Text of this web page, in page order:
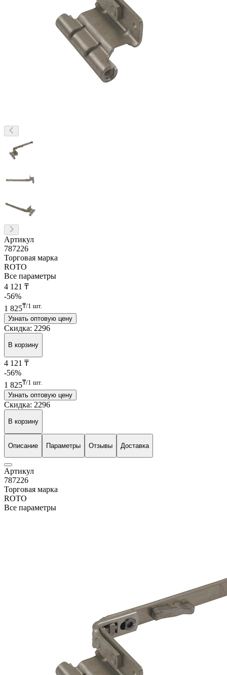
Артикул
787226
Торговая марка
ROTO
Все параметры
4 121 ₸
-56%
1 825₸/1 шт.
Узнать оптовую цену
Скидка: 2296
В корзину
4 121 ₸
-56%
1 825₸/1 шт.
Узнать оптовую цену
Скидка: 2296
В корзину
Описание Параметры Отзывы Доставка
Артикул
787226
Торговая марка
ROTO
Все параметры